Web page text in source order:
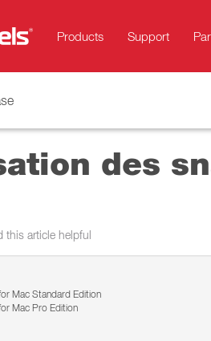
Products Support
des
this article helpful
Mac Standard Edition
Mac Pro Edition